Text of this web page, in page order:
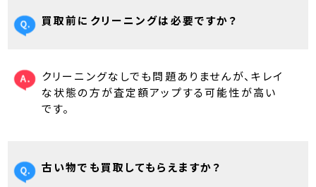
買取前にクリーニングは必要ですか？
クリーニングなしでも問題ありませんが、キレイ
な状態の方が査定額アップする可能性が高い
です。
古い物でも買取してもらえますか？